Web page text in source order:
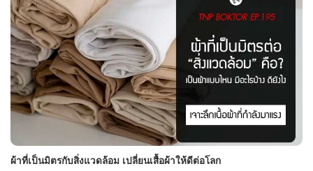
ผ้าที่เป็นมิตรกับสิ่งแวดล้อม เปลี่ยนเสื้อผ้าให้ดีต่อโลก